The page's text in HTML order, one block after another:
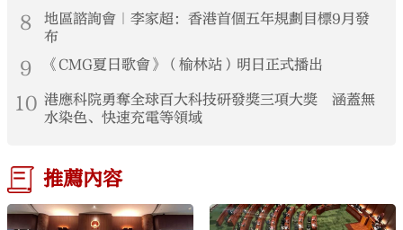
8
地區諮詢會｜李家超：香港首個五年規劃目標9月發
布
9 《CMG夏日歌會》（榆林站）明日正式播出
10 港應科院勇奪全球百大科技研發獎三項大獎 涵蓋無
水染色、快速充電等領域
推薦內容